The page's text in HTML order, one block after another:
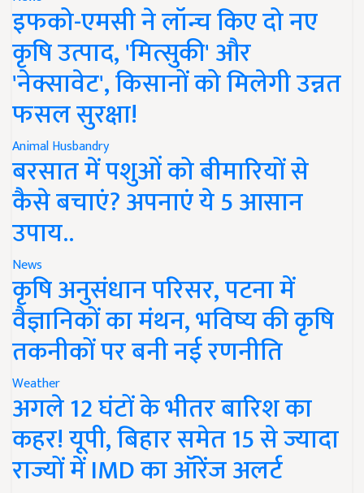
इफको-एमसी ने लॉन्च किए दो नए
कृषि उत्पाद, 'मित्सुकी' और
'नेक्सावेट', किसानों को मिलेगी उन्नत
फसल सुरक्षा!
Animal Husbandry
बरसात में पशुओं को बीमारियों से
कैसे बचाएं? अपनाएं ये 5 आसान
उपाय..
News
कृषि अनुसंधान परिसर, पटना में
वैज्ञानिकों का मंथन, भविष्य की कृषि
तकनीकों पर बनी नई रणनीति
Weather
अगले 12 घंटों के भीतर बारिश का
कहर! यूपी, बिहार समेत 15 से ज्यादा
राज्यों में IMD का ऑरेंज अलर्ट